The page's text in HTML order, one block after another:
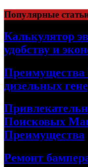
Skip
to
content
Популярные
Калькулятор
удобству и
Преимущества
дизельных
Поисковых
Преимущества
Ремонт